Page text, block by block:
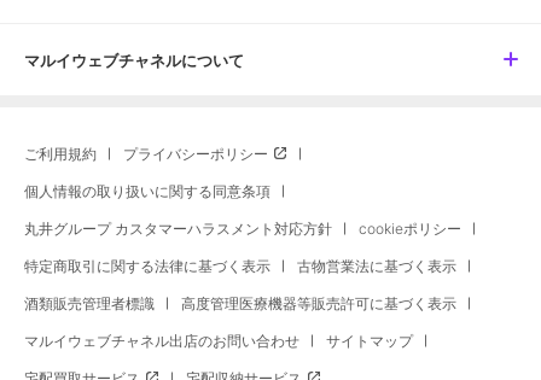
マルイウェブチャネルについて
ご利用規約 プライバシーポリシー
個人情報の取り扱いに関する同意条項
丸井グループ カスタマーハラスメント対応方針 cookieポリシー
特定商取引に関する法律に基づく表示 古物営業法に基づく表示
酒類販売管理者標識 高度管理医療機器等販売許可に基づく表示
マルイウェブチャネル出店のお問い合わせ サイトマップ